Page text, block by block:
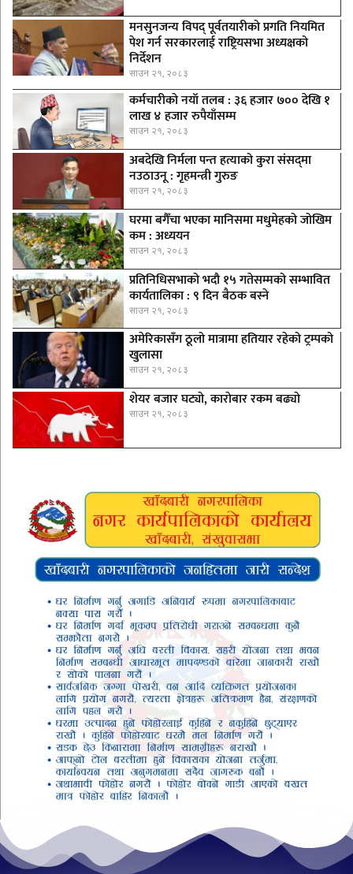
मनसुनजन्य विपद् पूर्वतयारीको प्रगति नियमित
पेश गर्न सरकारलाई राष्ट्रियसभा अध्यक्षको
निर्देशन
साउन २१, २०८३
कर्मचारीकाे नयाँ तलब : ३६ हजार ७०० देखि १
लाख ४ हजार रुपैयाँसम्म
साउन २१, २०८३
अबदेखि निर्मला पन्त हत्याको कुरा संसद्‍मा
नउठाउनू : गृहमन्त्री गुरुङ
साउन २१, २०८३
घरमा बगैँचा भएका मानिसमा मधुमेहको जोखिम
कम : अध्ययन
साउन २१, २०८३
प्रतिनिधिसभाको भदौ १५ गतेसम्मको सम्भावित
कार्यतालिका : ९ दिन बैठक बस्ने
साउन २१, २०८३
अमेरिकासँग ठूलो मात्रामा हतियार रहेको ट्रम्पको
खुलासा
साउन २१, २०८३
शेयर बजार घट्याे, काराेबार रकम बढ्याे
साउन २१, २०८३